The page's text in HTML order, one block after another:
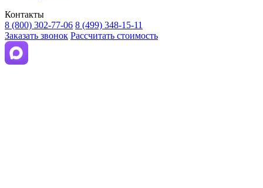
Контакты
8 (800) 302-77-06 8 (499) 348-15-11
Заказать звонок Рассчитать стоимость